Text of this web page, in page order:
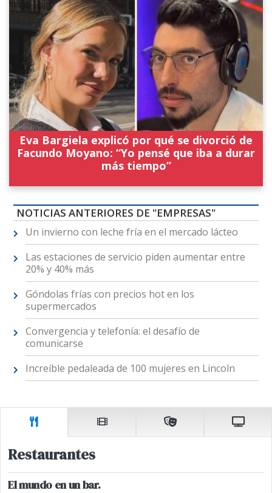
Eva Bargiela explicó por qué se divorció de
Facundo Moyano: “Yo pensé que iba a durar
más tiempo”
NOTICIAS ANTERIORES DE "EMPRESAS"
Un invierno con leche fría en el mercado lácteo
Las estaciones de servicio piden aumentar entre
20% y 40% más
Góndolas frías con precios hot en los
supermercados
Convergencia y telefonía: el desafío de
comunicarse
Increíble pedaleada de 100 mujeres en Lincoln
Restaurantes
El mundo en un bar.